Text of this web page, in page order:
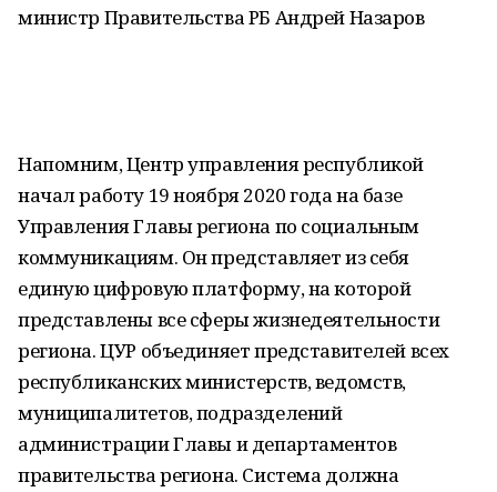
министр Правительства РБ Андрей Назаров
Напомним, Центр управления республикой
начал работу 19 ноября 2020 года на базе
Управления Главы региона по социальным
коммуникациям. Он представляет из себя
единую цифровую платформу, на которой
представлены все сферы жизнедеятельности
региона. ЦУР объединяет представителей всех
республиканских министерств, ведомств,
муниципалитетов, подразделений
администрации Главы и департаментов
правительства региона. Система должна